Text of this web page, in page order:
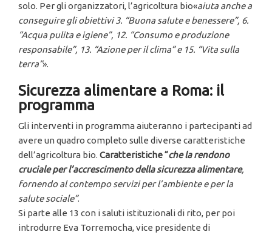
solo. Per gli organizzatori, l’agricoltura bio«aiuta anche a
conseguire gli obiettivi 3. “Buona salute e benessere”, 6.
“Acqua pulita e igiene”, 12. “Consumo e produzione
responsabile”, 13. “Azione per il clima” e 15. “Vita sulla
terra”».
Sicurezza alimentare a Roma: il
programma
Gli interventi in programma aiuteranno i partecipanti ad
avere un quadro completo sulle diverse caratteristiche
dell’agricoltura bio. Caratteristiche “che la rendono
cruciale per l’accrescimento della sicurezza alimentare,
fornendo al contempo servizi per l’ambiente e per la
salute sociale”.
Si parte alle 13 con i saluti istituzionali di rito, per poi
introdurre Eva Torremocha, vice presidente di